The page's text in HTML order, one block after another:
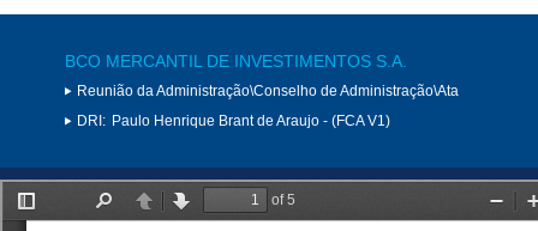
BCO MERCANTIL DE INVESTIMENTOS S.A.
Reunião da Administração\Conselho de Administração\Ata
DRI: Paulo Henrique Brant de Araujo - (FCA V1)